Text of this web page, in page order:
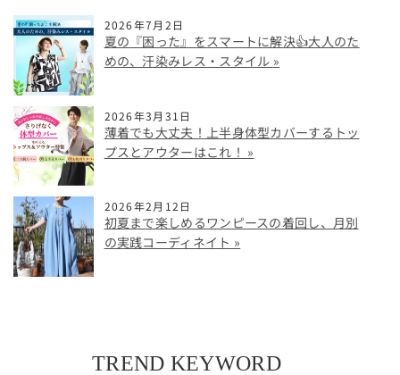
2026年7月2日
夏の『困った』をスマートに解決👍大人のた
めの、汗染みレス・スタイル
2026年3月31日
薄着でも大丈夫！上半身体型カバーするトッ
プスとアウターはこれ！
2026年2月12日
初夏まで楽しめるワンピースの着回し、月別
の実践コーディネイト
TREND KEYWORD